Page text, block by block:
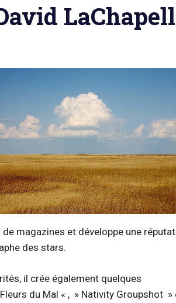
magazines et développe une
des stars.
il crée également quelques
du Mal « , » Nativity Groupshot »